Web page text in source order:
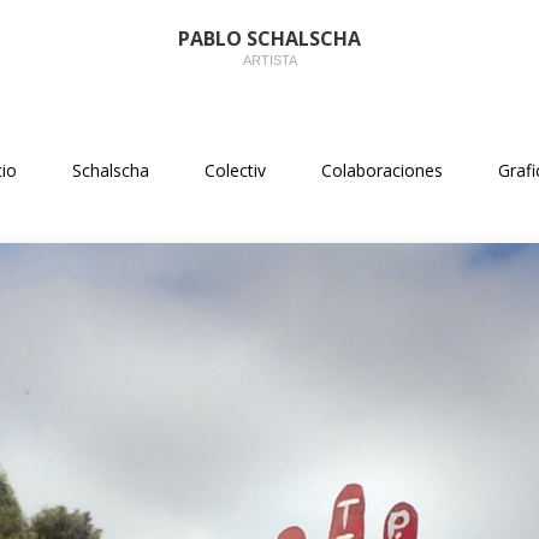
PABLO SCHALSCHA
ARTISTA
Schalscha Colectiv Colaboraciones